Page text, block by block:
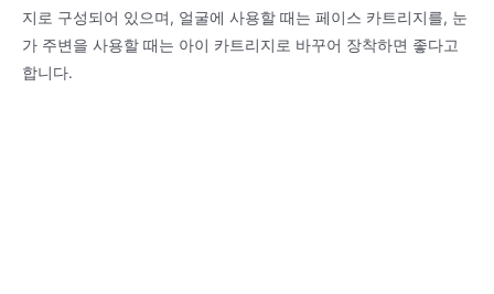
지로 구성되어 있으며, 얼굴에 사용할 때는 페이스 카트리지를, 눈
가 주변을 사용할 때는 아이 카트리지로 바꾸어 장착하면 좋다고
합니다.